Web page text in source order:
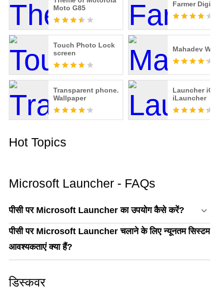
Moto G85
Farmer
Touch Photo Lock
screen
Mahadev
Transparent phone.
Wallpaper
Launcher
iLauncher
Hot Topics
Microsoft Launcher - FAQs
पीसी पर Microsoft Launcher का उपयोग कैसे करें?
पीसी पर Microsoft Launcher चलाने के लिए न्यूनतम सिस्टम
आवश्यकताएं क्या हैं?
डिस्कवर